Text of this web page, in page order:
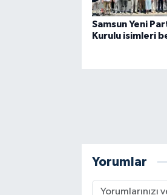
Samsun Yeni
Kurulu isimleri
Yorumlar